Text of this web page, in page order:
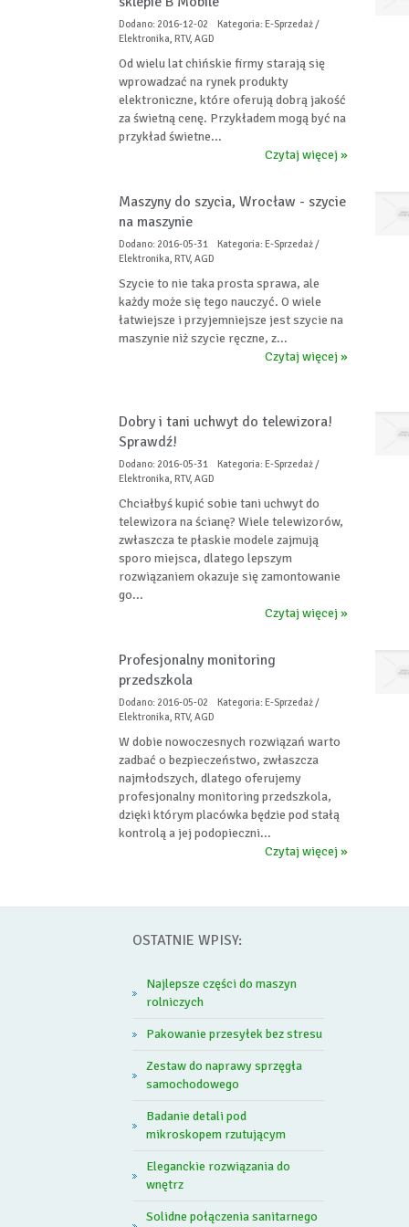
Dodano: 2016-12-02
Kategoria: E-Sprzedaż /
Elektronika, RTV, AGD
Od wielu lat chińskie firmy starają się
wprowadzać na rynek produkty
elektroniczne, które oferują dobrą jakość
za świetną cenę. Przykładem mogą być na
przykład świetne...
Czytaj więcej »
Maszyny do szycia, Wrocław - szycie
na maszynie
Dodano: 2016-05-31
Kategoria: E-Sprzedaż /
Elektronika, RTV, AGD
Szycie to nie taka prosta sprawa, ale
każdy może się tego nauczyć. O wiele
łatwiejsze i przyjemniejsze jest szycie na
maszynie niż szycie ręczne, z...
Czytaj więcej »
Dobry i tani uchwyt do telewizora!
Sprawdź!
Dodano: 2016-05-31
Kategoria: E-Sprzedaż /
Elektronika, RTV, AGD
Chciałbyś kupić sobie tani uchwyt do
telewizora na ścianę? Wiele telewizorów,
zwłaszcza te płaskie modele zajmują
sporo miejsca, dlatego lepszym
rozwiązaniem okazuje się zamontowanie
go...
Czytaj więcej »
Profesjonalny monitoring
przedszkola
Dodano: 2016-05-02
Kategoria: E-Sprzedaż /
Elektronika, RTV, AGD
W dobie nowoczesnych rozwiązań warto
zadbać o bezpieczeństwo, zwłaszcza
najmłodszych, dlatego oferujemy
profesjonalny monitoring przedszkola,
dzięki którym placówka będzie pod stałą
kontrolą a jej podopieczni...
Czytaj więcej »
OSTATNIE WPISY:
Najlepsze części do maszyn
rolniczych
Pakowanie przesyłek bez stresu
Zestaw do naprawy sprzęgła
samochodowego
Badanie detali pod
mikroskopem rzutującym
Eleganckie rozwiązania do
wnętrz
Solidne połączenia sanitarnego